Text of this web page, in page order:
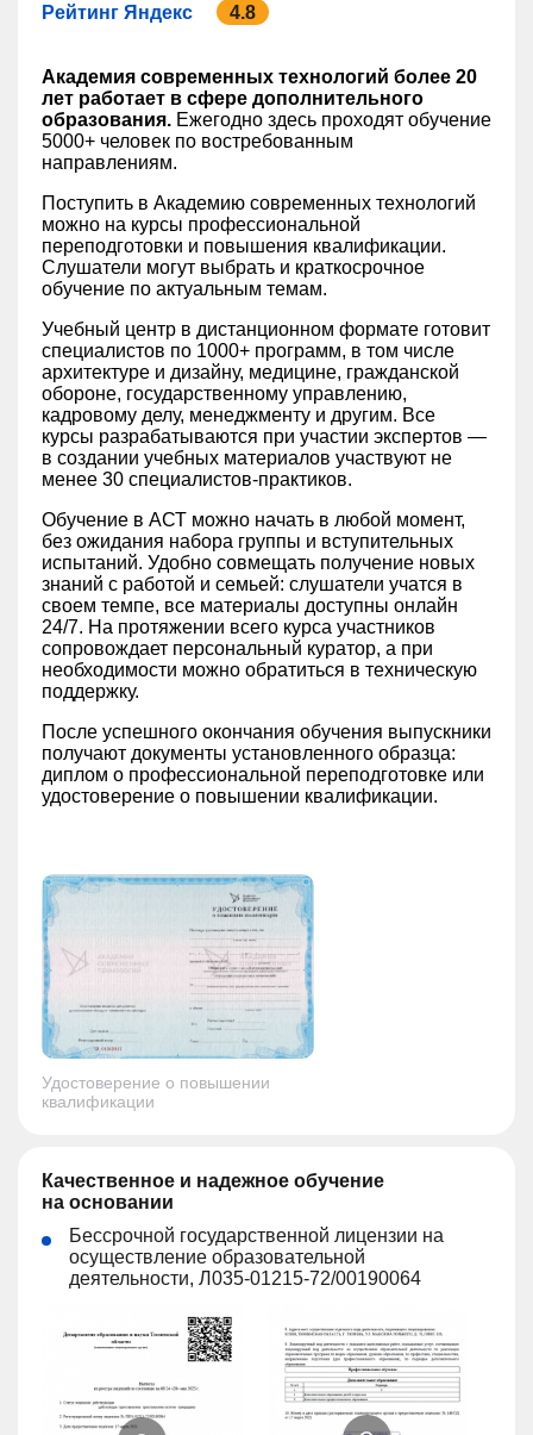
Рейтинг Яндекс 4.8
Академия современных технологий более 20
лет работает в сфере дополнительного
образования. Ежегодно здесь проходят обучение
5000+ человек по востребованным
направлениям.
Поступить в Академию современных технологий
можно на курсы профессиональной
переподготовки и повышения квалификации.
Слушатели могут выбрать и краткосрочное
обучение по актуальным темам.
Учебный центр в дистанционном формате готовит
специалистов по 1000+ программ, в том числе
архитектуре и дизайну, медицине, гражданской
обороне, государственному управлению,
кадровому делу, менеджменту и другим. Все
курсы разрабатываются при участии экспертов —
в создании учебных материалов участвуют не
менее 30 специалистов-практиков.
Обучение в АСТ можно начать в любой момент,
без ожидания набора группы и вступительных
испытаний. Удобно совмещать получение новых
знаний с работой и семьей: слушатели учатся в
своем темпе, все материалы доступны онлайн
24/7. На протяжении всего курса участников
сопровождает персональный куратор, а при
необходимости можно обратиться в техническую
поддержку.
После успешного окончания обучения выпускники
получают документы установленного образца:
диплом о профессиональной переподготовке или
удостоверение о повышении квалификации.
Удостоверение о повышении
квалификации
Качественное и надежное обучение
на основании
Бессрочной государственной лицензии на
осуществление образовательной
деятельности, Л035-01215-72/00190064